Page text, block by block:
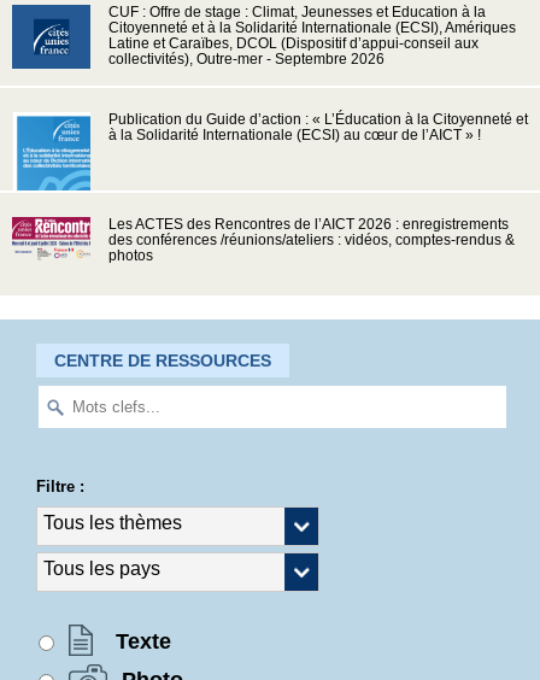
CUF : Offre de stage : Climat, Jeunesses et Education à la
Citoyenneté et à la Solidarité Internationale (ECSI), Amériques
Latine et Caraïbes, DCOL (Dispositif d’appui-conseil aux
collectivités), Outre-mer - Septembre 2026
Publication du Guide d’action : « L’Éducation à la Citoyenneté et
à la Solidarité Internationale (ECSI) au cœur de l’AICT » !
Les ACTES des Rencontres de l’AICT 2026 : enregistrements
des conférences /réunions/ateliers : vidéos, comptes-rendus &
photos
CENTRE DE RESSOURCES
Filtre :
Texte